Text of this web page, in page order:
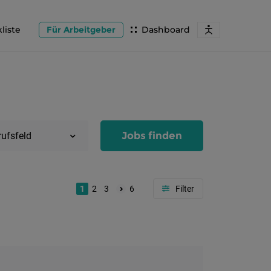
Dashboard
Für Arbeitgeber
Jobs finden
1 2 3 6